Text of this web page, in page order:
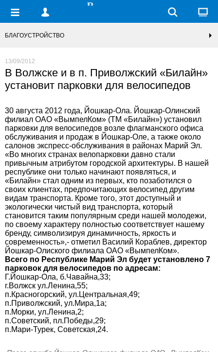
БЛАГОУСТРОЙСТВО
13/09/2012
В Волжске и в п. Приволжский «Билайн»
установит парковки для велосипедов
30 августа 2012 года, Йошкар-Ола. Йошкар-Олинский
филиал ОАО «ВымпелКом» (ТМ «Билайн») установил
парковки для велосипедов возле флагманского офиса
обслуживания и продаж в Йошкар-Оле, а также около
салонов экспресс-обслуживания в районах Марий Эл.
«Во многих странах велопарковки давно стали
привычным атрибутом городской архитектуры. В нашей
республике они только начинают появляться, и
«Билайн» стал одним из первых, кто позаботился о
своих клиентах, предпочитающих велосипед другим
видам транспорта. Кроме того, этот доступный и
экологически чистый вид транспорта, который
становится таким популярным среди нашей молодежи,
по своему характеру полностью соответствует нашему
бренду, символизируя динамичность, яркость и
современность»,- отметил Василий Кораблев, директор
Йошкар-Олиского филиала ОАО «ВымпелКом».
Всего по Республике Марий Эл будет установлено 7
парковок для велосипедов по адресам:
Г.Йошкар-Ола, б.Чавайна,33;
г.Волжск ул.Ленина,55;
п.Красногорский, ул.Центральная,49;
п.Приволжский, ул.Мира,1а;
п.Морки, ул.Ленина,2;
п.Советский, пл.Победы,29;
п.Мари-Турек, Советская,24.